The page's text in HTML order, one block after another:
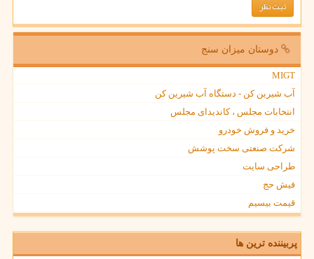
دوستان میزان سنج
MIGT
آب شیرین کن - دستگاه آب شیرین کن
انتخابات مجلس ، کاندیدای مجلس
خرید و فروش خودرو
شرکت صنعتی سخت پوشش
طراحی سایت
فیش حج
قیمت بیسیم
پربیننده ترین ها